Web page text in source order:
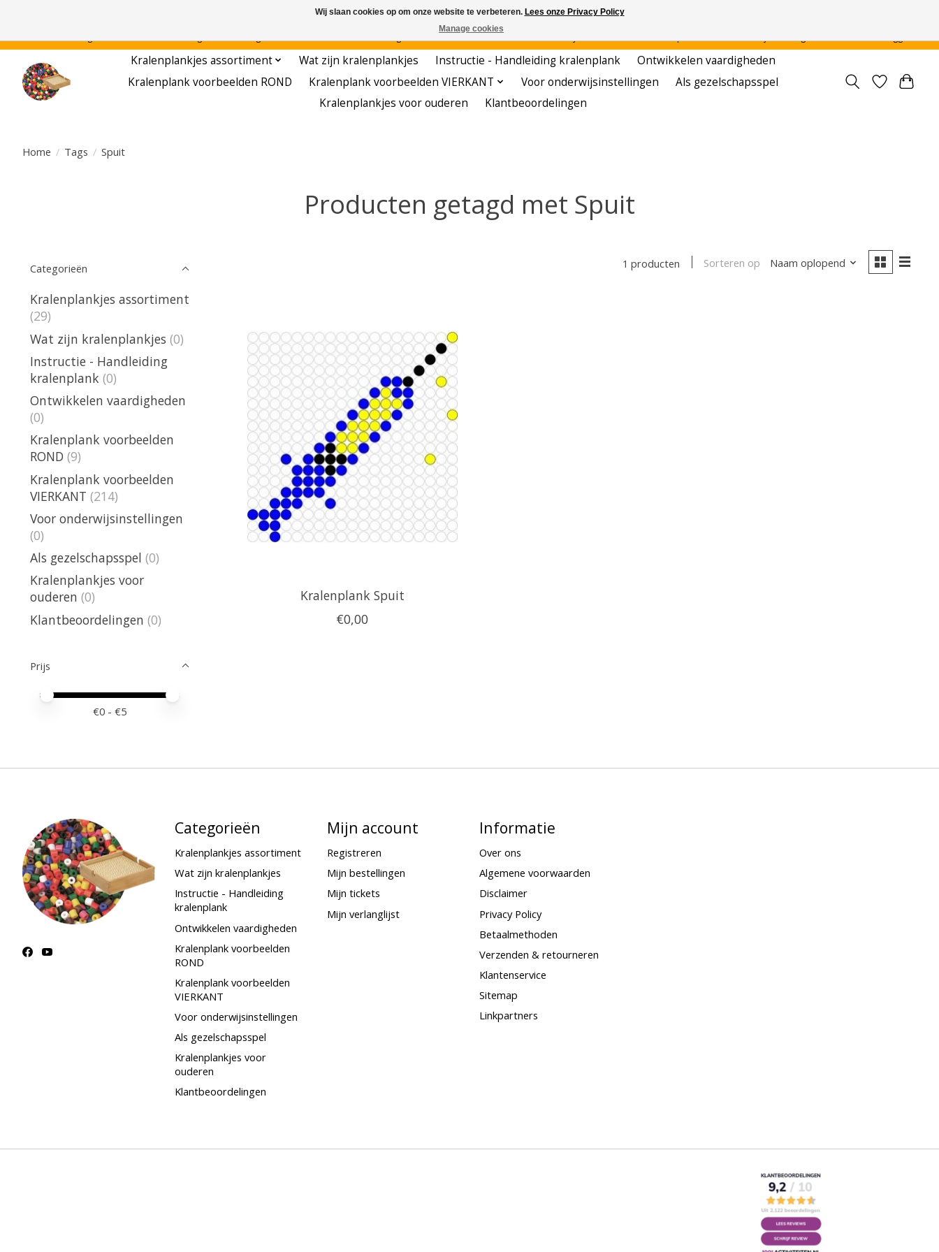
Kralenplankjes assortiment Wat zijn kralenplankjes Instructie - Handleiding kralenplank
Ontwikkelen vaardigheden
Kralenplank voorbeelden ROND
Kralenplank voorbeelden VIERKANT Voor onderwijsinstellingen
Als gezelschapsspel
Kralenplankjes voor ouderen
Klantbeoordelingen
Home / Tags / Spuit
Producten getagd met Spuit
Categorieën
Kralenplankjes assortiment
(29)
Wat zijn kralenplankjes (0)
Instructie - Handleiding
kralenplank (0)
Ontwikkelen vaardigheden
(0)
Kralenplank voorbeelden
ROND (9)
Kralenplank voorbeelden
VIERKANT (214)
Voor onderwijsinstellingen
(0)
Als gezelschapsspel (0)
Kralenplankjes voor
ouderen (0)
Klantbeoordelingen (0)
Prijs
Minimale prijswaarde
Price maximum value
€0 - €5
1 producten Sorteren op Naam oplopend
Kralenplank Spuit
€0,00
Categorieën
Kralenplankjes assortiment
Wat zijn kralenplankjes
Instructie - Handleiding
kralenplank
Ontwikkelen vaardigheden
Kralenplank voorbeelden
ROND
Kralenplank voorbeelden
VIERKANT
Voor onderwijsinstellingen
Als gezelschapsspel
Kralenplankjes voor
ouderen
Klantbeoordelingen
Mijn account
Registreren
Mijn bestellingen
Mijn tickets
Mijn verlanglijst
Informatie
Over ons
Algemene voorwaarden
Disclaimer
Privacy Policy
Betaalmethoden
Verzenden & retourneren
Klantenservice
Sitemap
Linkpartners
Wij slaan cookies op om onze website te verbeteren. Lees onze Privacy Policy
Manage cookies